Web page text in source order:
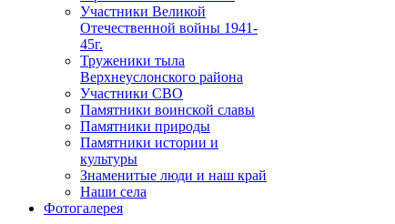
Участники Великой
Отечественной войны 1941-
45г.
Труженики тыла
Верхнеуслонского района
Участники СВО
Памятники воинской славы
Памятники природы
Памятники истории и
культуры
Знаменитые люди и наш край
Наши села
Фотогалерея